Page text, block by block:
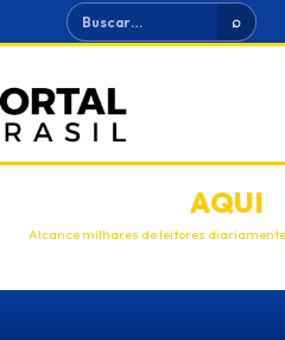
Buscar ⌕
ANUNCIEAQUI
Alcance milhares de leitores diariamente